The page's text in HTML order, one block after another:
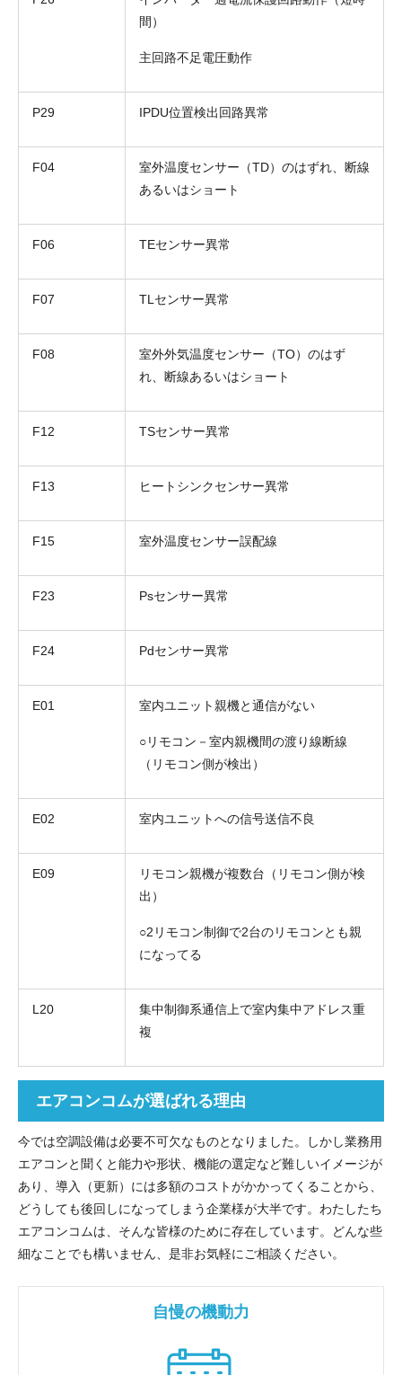
間）
主回路不足電圧動作
P29 IPDU位置検出回路異常
F04
室外温度センサー（TD）のはずれ、断線
あるいはショート
F06 TEセンサー異常
F07 TLセンサー異常
F08
室外外気温度センサー（TO）のはず
れ、断線あるいはショート
F12 TSセンサー異常
F13 ヒートシンクセンサー異常
F15 室外温度センサー誤配線
F23 Psセンサー異常
F24 Pdセンサー異常
E01 室内ユニット親機と通信がない
○リモコン－室内親機間の渡り線断線
（リモコン側が検出）
E02 室内ユニットへの信号送信不良
E09
リモコン親機が複数台（リモコン側が検
出）
○2リモコン制御で2台のリモコンとも親
になってる
L20
集中制御系通信上で室内集中アドレス重
複
エアコンコムが選ばれる理由
今では空調設備は必要不可欠なものとなりました。しかし業務用
エアコンと聞くと能力や形状、機能の選定など難しいイメージが
あり、導入（更新）には多額のコストがかかってくることから、
どうしても後回しになってしまう企業様が大半です。わたしたち
エアコンコムは、そんな皆様のために存在しています。どんな些
細なことでも構いません、是非お気軽にご相談ください。
自慢の機動力
折り返しのご連絡
(ご選択ください)